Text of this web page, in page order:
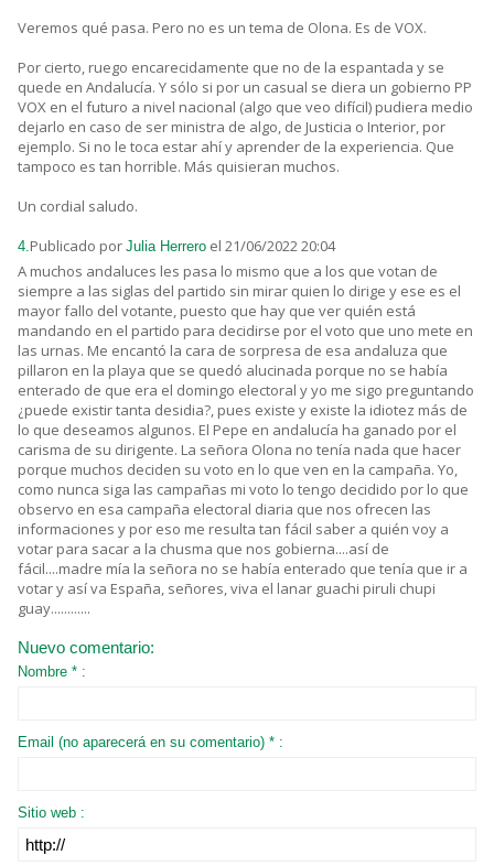
Veremos qué pasa. Pero no es un tema de Olona. Es de VOX.
Por cierto, ruego encarecidamente que no de la espantada y se
quede en Andalucía. Y sólo si por un casual se diera un gobierno PP
VOX en el futuro a nivel nacional (algo que veo difícil) pudiera medio
dejarlo en caso de ser ministra de algo, de Justicia o Interior, por
ejemplo. Si no le toca estar ahí y aprender de la experiencia. Que
tampoco es tan horrible. Más quisieran muchos.
Un cordial saludo.
4.Publicado por Julia Herrero el 21/06/2022 20:04
A muchos andaluces les pasa lo mismo que a los que votan de
siempre a las siglas del partido sin mirar quien lo dirige y ese es el
mayor fallo del votante, puesto que hay que ver quién está
mandando en el partido para decidirse por el voto que uno mete en
las urnas. Me encantó la cara de sorpresa de esa andaluza que
pillaron en la playa que se quedó alucinada porque no se había
enterado de que era el domingo electoral y yo me sigo preguntando
¿puede existir tanta desidia?, pues existe y existe la idiotez más de
lo que deseamos algunos. El Pepe en andalucía ha ganado por el
carisma de su dirigente. La señora Olona no tenía nada que hacer
porque muchos deciden su voto en lo que ven en la campaña. Yo,
como nunca siga las campañas mi voto lo tengo decidido por lo que
observo en esa campaña electoral diaria que nos ofrecen las
informaciones y por eso me resulta tan fácil saber a quién voy a
votar para sacar a la chusma que nos gobierna....así de
fácil....madre mía la señora no se había enterado que tenía que ir a
votar y así va España, señores, viva el lanar guachi piruli chupi
guay............
Nuevo comentario:
Nombre * :
Email (no aparecerá en su comentario) * :
Sitio web :